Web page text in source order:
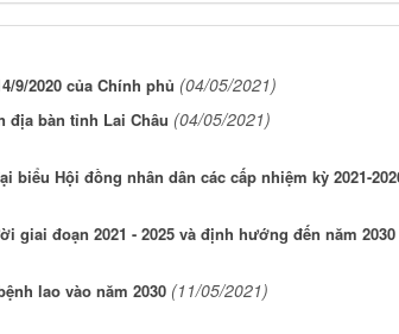
9/2020 của Chính phủ (04/05/2021)
địa bàn tỉnh Lai Châu (04/05/2021)
Hội đồng nhân dân các cấp nhiệm kỳ 2021-
giai đoạn 2021 - 2025 và định hướng đến năm 2030
lao vào năm 2030 (11/05/2021)